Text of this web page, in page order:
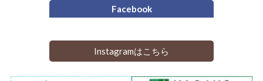
Facebook
Instagramはこちら